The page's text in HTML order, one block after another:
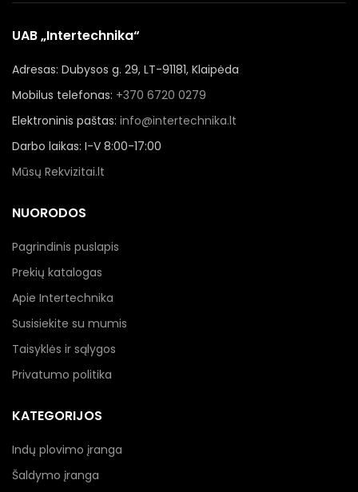
UAB „Intertechnika“
Adresas: Dubysos g. 29, LT-91181, Klaipėda
Mobilus telefonas: +370 6720 0279
Elektroninis paštas: info@intertechnika.lt
Darbo laikas: I-V 8:00-17:00
Mūsų Rekvizitai.lt
NUORODOS
Pagrindinis puslapis
Prekių katalogas
Apie Intertechnika
Susisiekite su mumis
Taisyklės ir sąlygos
Privatumo politika
KATEGORIJOS
Indų plovimo įranga
Šaldymo įranga